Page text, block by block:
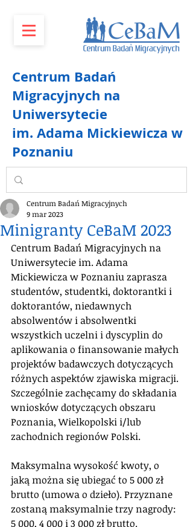
Centrum Badań
Migracyjnych na
Uniwersytecie
im. Adama Mickiewicza w
Poznaniu
Minigranty CeBaM 2023
Centrum Badań Migracyjnych
9 mar 2023
Centrum Badań Migracyjnych na
Uniwersytecie im. Adama
Mickiewicza w Poznaniu zaprasza
studentów, studentki, doktorantki i
doktorantów, niedawnych
absolwentów i absolwentki
wszystkich uczelni i dyscyplin do
aplikowania o finansowanie małych
projektów badawczych dotyczących
różnych aspektów zjawiska migracji.
Szczególnie zachęcamy do składania
wniosków dotyczących obszaru
Poznania, Wielkopolski i/lub
zachodnich regionów Polski.
Maksymalna wysokość kwoty, o
jaką można się ubiegać to 5 000 zł
brutto (umowa o dzieło). Przyznane
zostaną maksymalnie trzy nagrody:
5 000, 4 000 i 3 000 zł brutto.